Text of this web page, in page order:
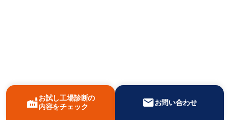
factory お試し工場診断の
内容をチェック
mailお問い合わせ